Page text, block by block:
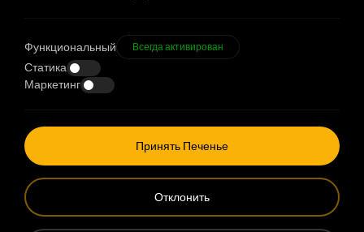
info@stilastructure.ru
Metro 34 Plaza IOSB Bedrettin Dalan Blv.
No:23/103 Basaksehir / Istanbul / Türkiye
Функциональный Всегда активирован
Статика
Маркетинг
Принять Печенье
Отклонить